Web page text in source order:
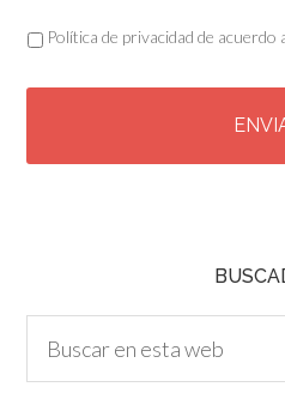
Política de privacidad de